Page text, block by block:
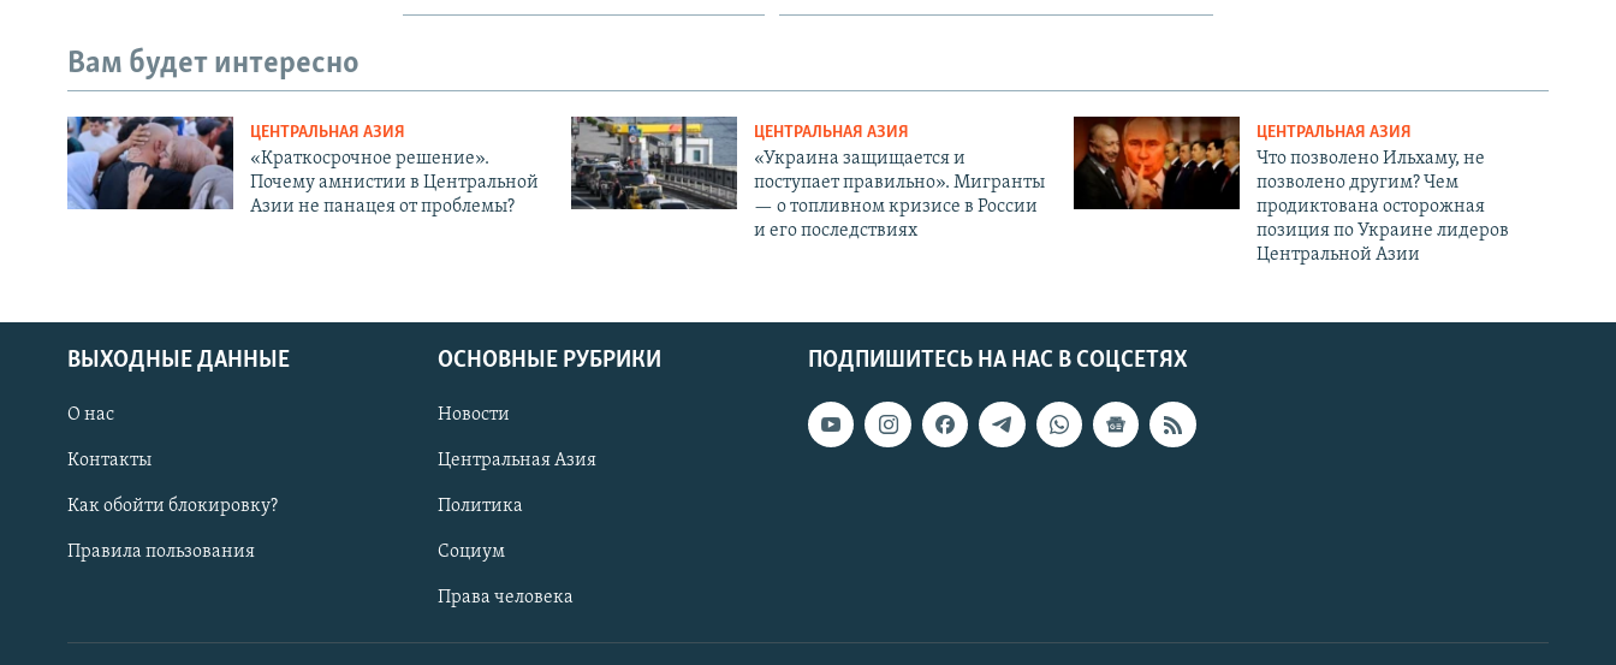
Вам будет интересно
ЦЕНТРАЛЬНАЯ АЗИЯ
«Краткосрочное решение».
Почему амнистии в Центральной
Азии не панацея от проблемы?
ЦЕНТРАЛЬНАЯ АЗИЯ
«Украина защищается и
поступает правильно». Мигранты
— о топливном кризисе в России
и его последствиях
ЦЕНТРАЛЬНАЯ АЗИЯ
Что позволено Ильхаму, не
позволено другим? Чем
продиктована осторожная
позиция по Украине лидеров
Центральной Азии
ПОДПИШИТЕСЬ НА НАС В СОЦСЕТЯХ
ВЫХОДНЫЕ ДАННЫЕ
О нас
Контакты
Как обойти блокировку?
Правила пользования
ОСНОВНЫЕ РУБРИКИ
Новости
Центральная Азия
Политика
Социум
Права человека